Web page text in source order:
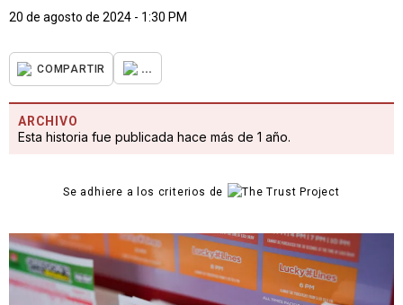
20 de agosto de 2024 - 1:30 PM
COMPARTIR ...
ARCHIVO
Esta historia fue publicada hace más de 1 año.
Se adhiere a los criterios de